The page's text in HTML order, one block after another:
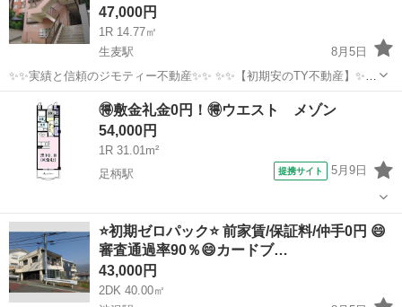
47,000円
1R 14.77㎡
生麦駅
8月5日
✨✨実績と信頼のジモティー不動産✨✨ ✨✨【初期安のTY不動産】✨✨
-------------------------------------------- ✅ すべての物件が敷金なし・礼金なし
✅ ほぼ全ての...
神奈川 横浜市 生麦駅 マンション 物件
🉐敷金礼金0円！🉐ウエスト メゾン
54,000円
1R 31.01m²
足柄駅
提携サイト 5月9日
神奈川 小田原市 足柄駅 マンション
⭐️初期ゼロパック⭐️ 前家賃/保証料/仲手0円 😄
審査通過率90％😄カードブ…
43,000円
2DK 40.00㎡